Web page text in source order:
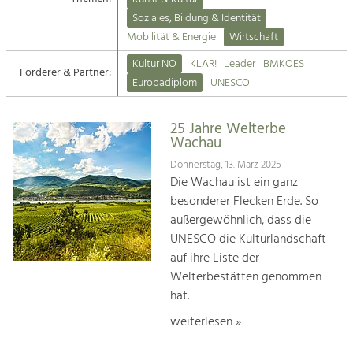
Suche
Impressum
Kontakt
Angebotsentwicklung und
Handwerk, Wissenschaft und Forschung.
Soziales, Bildung &
Identität
Gleichberechtigung, Jugend und
Integration
Mobilität & Energie
Klimawandel, öffentlicher Verkehr und
Steigerung regionaler Wertschöpfung
Soziales, Bildung & Identität
Mobilität & Energie
Wirtschaft
Förderer & Partner:
Kultur NÖ KLAR! Leader BMKOES
Europadiplom
UNESCO
25 Jahre Welterbe
Wachau
Donnerstag, 13. März 2025
Die Wachau ist ein ganz
besonderer Flecken Erde. So
außergewöhnlich, dass die
UNESCO die Kulturlandschaft
auf ihre Liste der
Welterbestätten genommen
hat.
weiterlesen »